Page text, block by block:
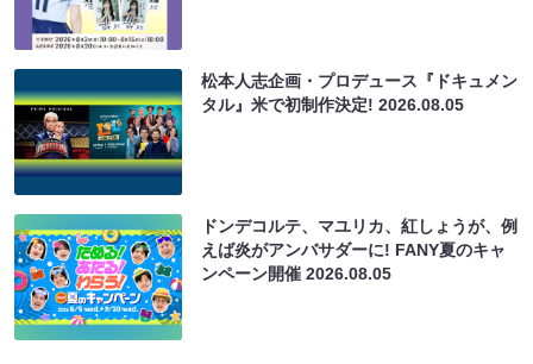
松本人志企画・プロデュース『ドキュメン
タル』米で初制作決定!2026.08.05
ドンデコルテ、マユリカ、紅しょうが、例
えば炎がアンバサダーに! FANY夏のキャ
ンペーン開催2026.08.05